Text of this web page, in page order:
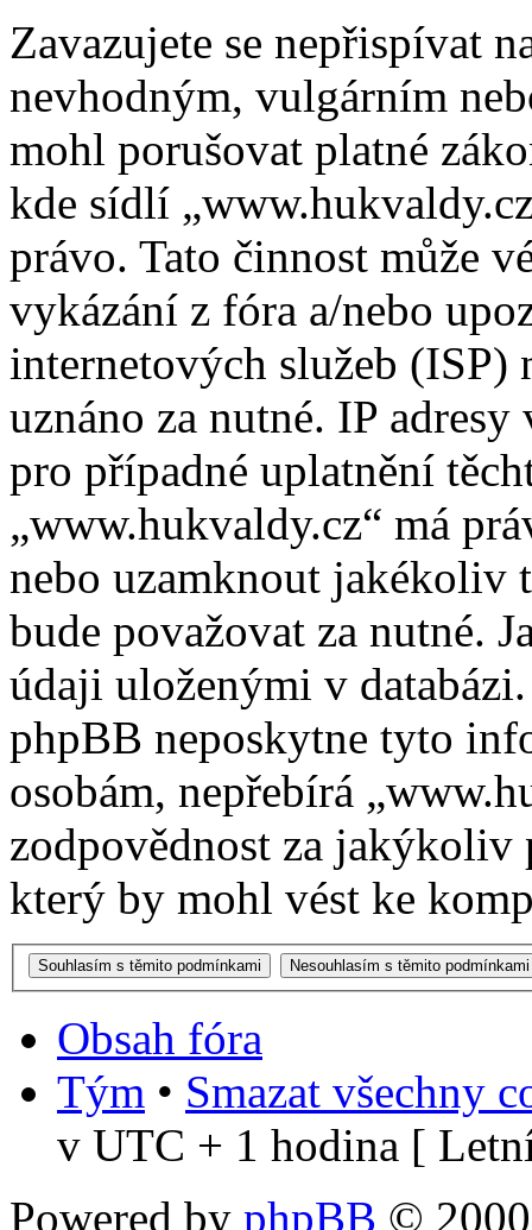
Zavazujete se nepřispívat
nevhodným, vulgárním
mohl porušovat platné
kde sídlí
právo. Tato činnost může
vykázání z fóra a/nebo
internetových služeb (ISP)
uznáno za nutné. IP
pro případné uplatnění
„www.hukvaldy.cz“ má
nebo uzamknout jakékoliv
bude považovat za nutné.
údaji uloženými v
phpBB neposkytne tyto
osobám, nepřebírá
zodpovědnost za
který by mohl vést ke
Obsah fóra
Tým • Smazat všechny
v UTC + 1 hodina [
Powered by phpBB ©